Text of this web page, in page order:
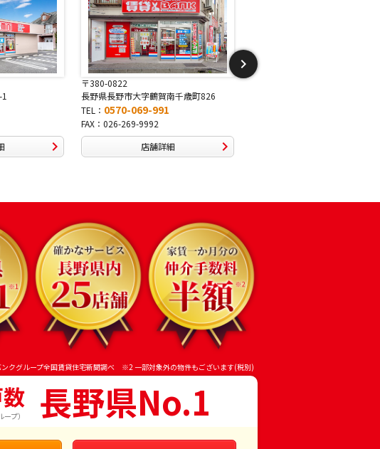
〒380-0822
長野県長野市大字鶴賀南千歳町826
TEL： 0570-069-991
FAX：026-269-9992
店舗詳細
クグループ全国賃貸住宅新聞調べ ※2 一部対象外の物件もございます(税別)
プ） 長野県No.1